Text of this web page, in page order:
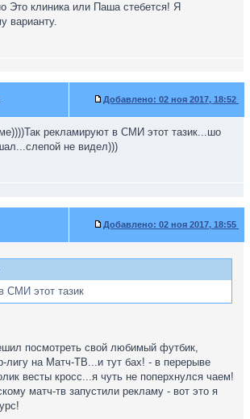
Это клиника или Паша стебется! Я
варианту.
Добавлено: 02 ноя 2017, 18:52
рекламируют в СМИ этот тазик...шо
не видел)))
Добавлено: 02 ноя 2017, 18:55
СМИ этот тазик
посмотреть свой любимый футбик,
лигу на Матч-ТВ...и тут бах! - в перерыве
весты кросс...я чуть не поперхнулся чаем!
матч-тв запустили рекламу - вот это я